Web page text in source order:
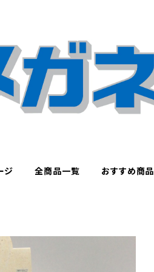
ジ 全商品一覧 おすすめ商品